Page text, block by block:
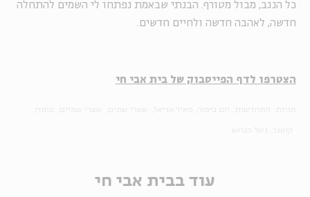
כל הנגב, מבול מטורף. הבנתי שבאמת נפתחו לי השמים להתחלה
חדשה, לאהבה חדשה ולחיים חדשים.
הצטרפו לדף הפייסבוק של בית אבי חי
עוד בבית אבי חי